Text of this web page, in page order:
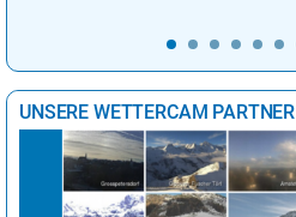
UNSERE WETTERCAM PARTNER